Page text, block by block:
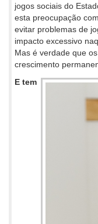
jogos sociais do
esta preocupação
evitar problemas de
impacto excessivo
Mas é verdade que
crescimento
E tem